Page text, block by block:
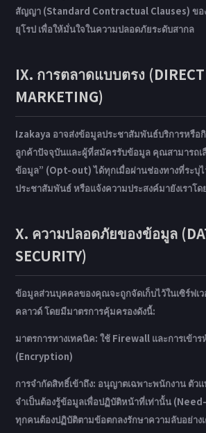
สัญญา (Standard Contractual Clauses) ขอ
ยุโรป เพื่อให้มั่นใจในความปลอดภัยระดับสากล
IX. การตลาดแบบตรง (DIRECT
MARKETING)
Izakaya อาจส่งข้อมูลประชาสัมพันธ์บริการหรือ
ลูกค้าปัจจุบันและผู้ที่สมัครรับข้อมูล คุณสามารถเ
ข้อมูล” (Opt-out) ได้ทุกเมื่อผ่านช่องทางที่ระบุไ
ประชาสัมพันธ์ หรือแจ้งความประสงค์มายังเราโด
X. ความปลอดภัยของข้อมูล
SECURITY)
ข้อมูลส่วนบุคคลของคุณจะถูกจัดเก็บไว้ในเซิร์ฟเ
คลาวด์ โดยมีมาตรการคุ้มครองดังนี้:
มาตรการทางเทคนิค: ใช้ Firewall และการเข้า
(Encryption)
การจำกัดสิทธิ์เข้าถึง: อนุญาตเฉพาะพนักงาน ตั
จำเป็นต้องรู้ข้อมูลเพื่อปฏิบัติหน้าที่เท่านั้น
ทุกคนต้องปฏิบัติตามข้อตกลงรักษาความลับอย่าง